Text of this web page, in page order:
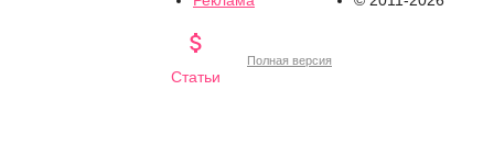

Статьи
Полная версия